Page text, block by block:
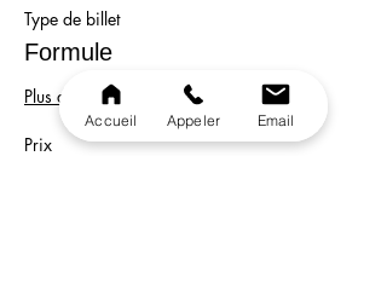
19h - 00h30
Type de billet
Formule
Plus d'info
Prix
Accueil Appeler Email